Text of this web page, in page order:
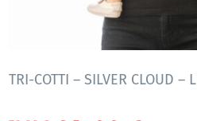
TRI-COTTI – SILVER CLOUD – L